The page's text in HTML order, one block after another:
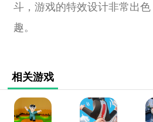
斗，游戏的特效设计非常出
趣。
相关游戏